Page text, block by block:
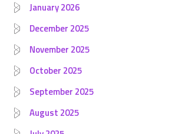
January 2026
December 2025
November 2025
October 2025
September 2025
August 2025